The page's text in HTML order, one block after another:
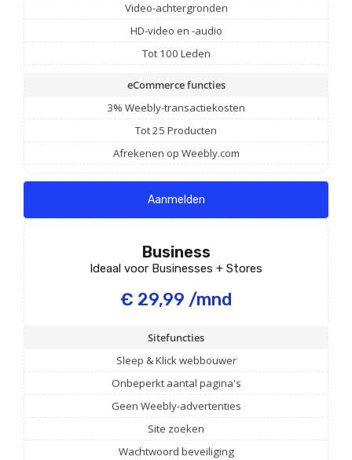
Video-achtergronden
HD-video en -audio
Tot 100 Leden
eCommerce functies
3% Weebly-transactiekosten
Tot 25 Producten
Afrekenen op Weebly.com
Aanmelden
Business
Ideaal voor Businesses + Stores
€ 29,99 /mnd
Sitefuncties
Sleep & Klick webbouwer
Onbeperkt aantal pagina's
Geen Weebly-advertenties
Site zoeken
Wachtwoord beveiliging